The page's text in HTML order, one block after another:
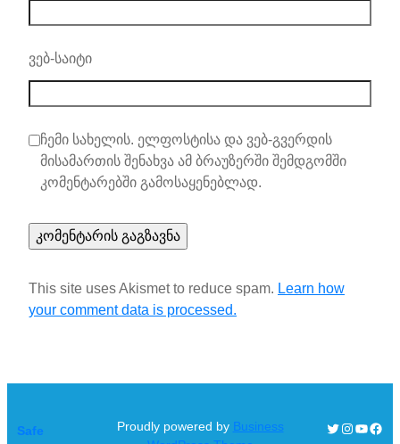
ვებ-საიტი
ჩემი სახელის. ელფოსტისა და ვებ-გვერდის
მისამართის შენახვა ამ ბრაუზერში შემდგომში
კომენტარებში გამოსაყენებლად.
This site uses Akismet to reduce spam. Learn how
your comment data is processed.
Safe
Proudly powered by Business
Twitter